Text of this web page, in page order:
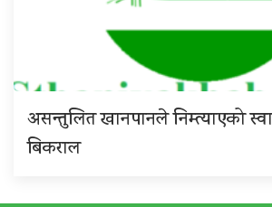
असन्तुलित खानपानले निम्त्याएको
बिकराल